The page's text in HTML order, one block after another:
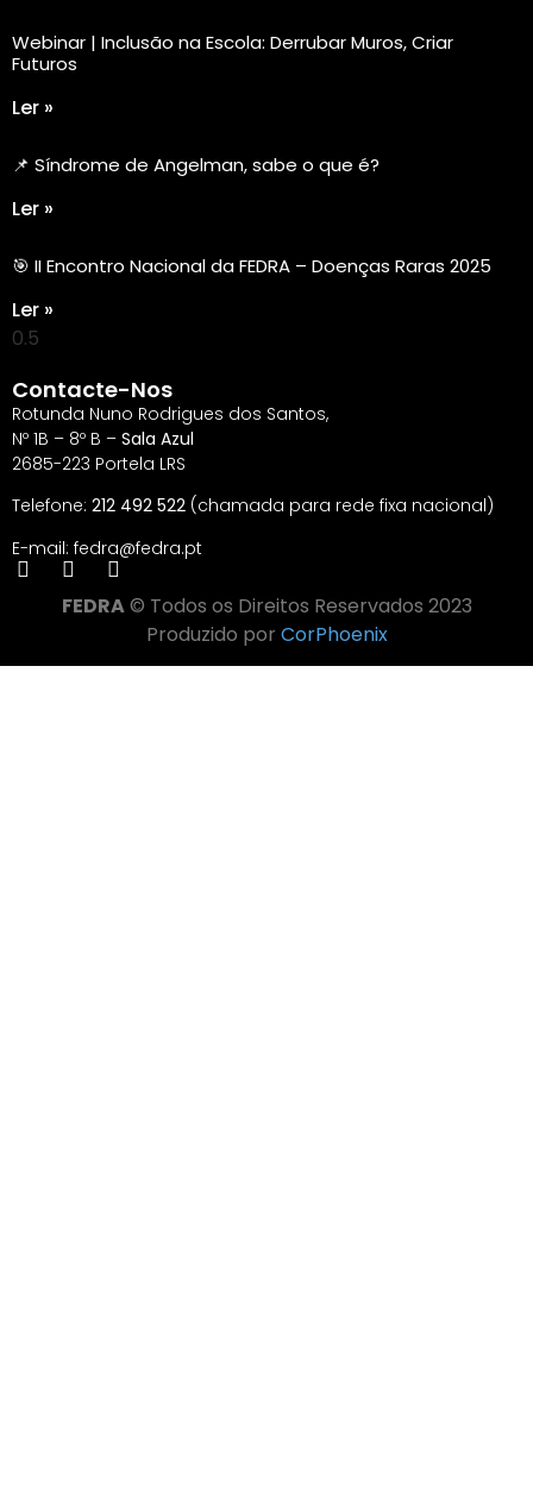
Webinar | Inclusão na Escola: Derrubar Muros, Criar
Futuros
Ler »
📌 Síndrome de Angelman, sabe o que é?
Ler »
🎯 II Encontro Nacional da FEDRA – Doenças Raras 2025
Ler »
Contacte-Nos
Rotunda Nuno Rodrigues dos Santos,
Nº 1B – 8º B – Sala Azul
2685-223 Portela LRS
Telefone: 212 492 522 (chamada para rede fixa nacional)
E-mail: fedra@fedra.pt
FEDRA© Todos os Direitos Reservados 2023
Produzido por CorPhoenix